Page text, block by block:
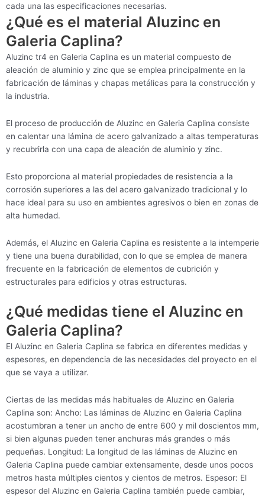
cada una las especificaciones necesarias.
¿Qué es el material Aluzinc en
Galeria Caplina?
Aluzinc tr4 en Galeria Caplina es un material compuesto de
aleación de aluminio y zinc que se emplea principalmente en la
fabricación de láminas y chapas metálicas para la construcción y
la industria.
El proceso de producción de Aluzinc en Galeria Caplina consiste
en calentar una lámina de acero galvanizado a altas temperaturas
y recubrirla con una capa de aleación de aluminio y zinc.
Esto proporciona al material propiedades de resistencia a la
corrosión superiores a las del acero galvanizado tradicional y lo
hace ideal para su uso en ambientes agresivos o bien en zonas de
alta humedad.
Además, el Aluzinc en Galeria Caplina es resistente a la intemperie
y tiene una buena durabilidad, con lo que se emplea de manera
frecuente en la fabricación de elementos de cubrición y
estructurales para edificios y otras estructuras.
¿Qué medidas tiene el Aluzinc en
Galeria Caplina?
El Aluzinc en Galeria Caplina se fabrica en diferentes medidas y
espesores, en dependencia de las necesidades del proyecto en el
que se vaya a utilizar.
Ciertas de las medidas más habituales de Aluzinc en Galeria
Caplina son: Ancho: Las láminas de Aluzinc en Galeria Caplina
acostumbran a tener un ancho de entre 600 y mil doscientos mm,
si bien algunas pueden tener anchuras más grandes o más
pequeñas. Longitud: La longitud de las láminas de Aluzinc en
Galeria Caplina puede cambiar extensamente, desde unos pocos
metros hasta múltiples cientos y cientos de metros. Espesor: El
espesor del Aluzinc en Galeria Caplina también puede cambiar,